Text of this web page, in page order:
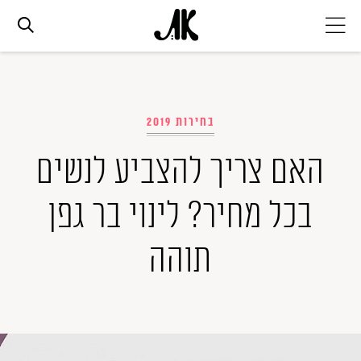
אופנה
ביוטי
סלבס
בחירות 2019
האם צריך להצביע לנשים
בכל מחיר? לינוי בר גפן
תוהה